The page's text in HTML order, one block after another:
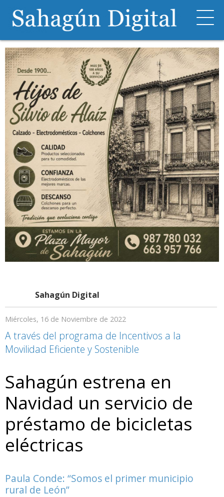
Sahagún Digital
Miércoles, 16 de Noviembre de 2022
A través del programa de Incentivos a la
Movilidad Eficiente y Sostenible
Sahagún estrena en
Navidad un servicio de
préstamo de bicicletas
eléctricas
Paula Conde: “Somos el primer municipio
rural de León”